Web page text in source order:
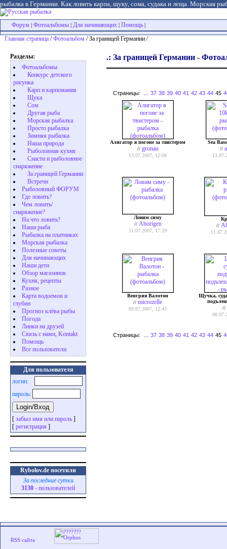
рыбалка в Германии. Как ловить карпа, щуку, сома, судака и леща. Морская
Форум Фотоальбомы Для начинающих Помощь
Главная страница /Фотоальбом / За границей Германии /
Разделы:
Фотоальбомы
Конкурс детского
рисунка
Карп и карпомания
Щука
Сом
Другая рыба
Морская рыбалка
Просто рыбалка
Зимняя рыбалка
Наша природа
Рыболовная кухня
Снасти и рыболовное
снаряжение
За границей Германии
Встречи
Рыболовный ФОРУМ
Где ловить?
Чем ловить/
снаряжение?
На что ловить?
Наша рыба
Рыбалка на платниках
Морская рыбалка
Полезные советы
Для начинающих
Наши дети
Обзор магазинов
Кухня, рецепты
Разное
Карта водоемов и
глубин
Прогноз клёва рыбы
Погода
Линки на друзей
Связь с нами, Kontakt
Помощь
Все пользователи
Для пользователя
логин:
пароль:
[ забыл имя или пароль ]
[ регистрация ]
Rybolov.de посетили
За последние сутки
3130 - пользователей
.: За границей Германии -
Страницы: 37 38 39 40 41 42 43 44 45
Алигатор в погоне за твистером
// gronau
13.07.2007, 12:04
Sea
//
Ловим симу
// Aborigen
11.07.2007, 17:29
//
Венгрия Валотон
// microzelle
09.07.2007, 12:43
Щучка,
//
Страницы: 37 38 39 40 41 42 43 44 45